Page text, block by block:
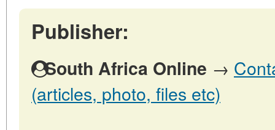
Publisher:
South Africa Online →
(articles, photo, files etc)